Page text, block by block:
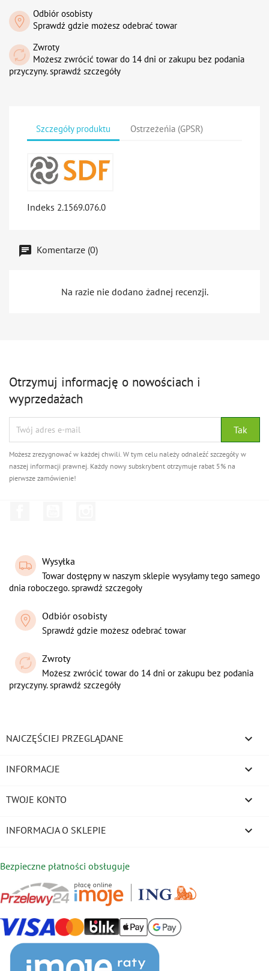
Odbiór osobisty
Sprawdź gdzie możesz odebrać towar
Zwroty
Możesz zwrócić towar do 14 dni or zakupu bez podania
przyczyny. sprawdź szczegóły
Szczegóły produktu Ostrzeżeńia (GPSR)
Indeks 2.1569.076.0
Komentarze (0)
Na razie nie dodano żadnej recenzji.
Otrzymuj informację o nowościach i
wyprzedażach
Możesz zrezygnować w każdej chwili. W tym celu należy odnaleźć szczegóły w
naszej informacji prawnej. Każdy nowy subskrybent otrzymuje rabat 5% na
pierwsze zamówienie!
Wysyłka
Towar dostępny w naszym sklepie wysyłamy tego samego
dnia roboczego. sprawdź szczegoły
Odbiór osobisty
Sprawdź gdzie możesz odebrać towar
Zwroty
Możesz zwrócić towar do 14 dni or zakupu bez podania
przyczyny. sprawdź szczegóły
NAJCZĘŚCIEJ PRZEGLĄDANE 
INFORMACJE 
TWOJE KONTO 
INFORMACJA O SKLEPIE keyboard_arrow_down
Bezpieczne płatności obsługuje